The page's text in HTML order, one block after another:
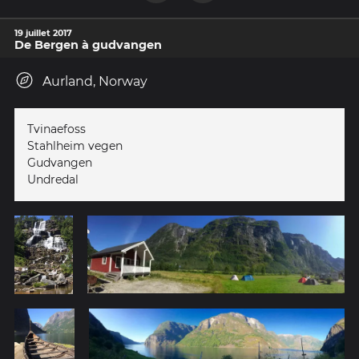
19 juillet 2017
De Bergen à gudvangen
Aurland, Norway
Tvinaefoss
Stahlheim vegen
Gudvangen
Undredal